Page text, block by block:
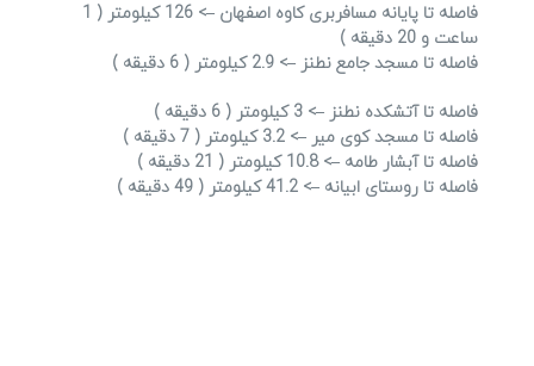
فاصله تا پایانه مسافربری کاوه اصفهان –> 126 کیلومتر ( 1
ساعت و 20 دقیقه )
فاصله تا مسجد جامع نطنز –> 2.9 کیلومتر ( 6 دقیقه )
فاصله تا آتشکده نطنز –> 3 کیلومتر ( 6 دقیقه )
فاصله تا مسجد کوی میر –> 3.2 کیلومتر ( 7 دقیقه )
فاصله تا آبشار طامه –> 10.8 کیلومتر ( 21 دقیقه )
فاصله تا روستای ابیانه –> 41.2 کیلومتر ( 49 دقیقه )